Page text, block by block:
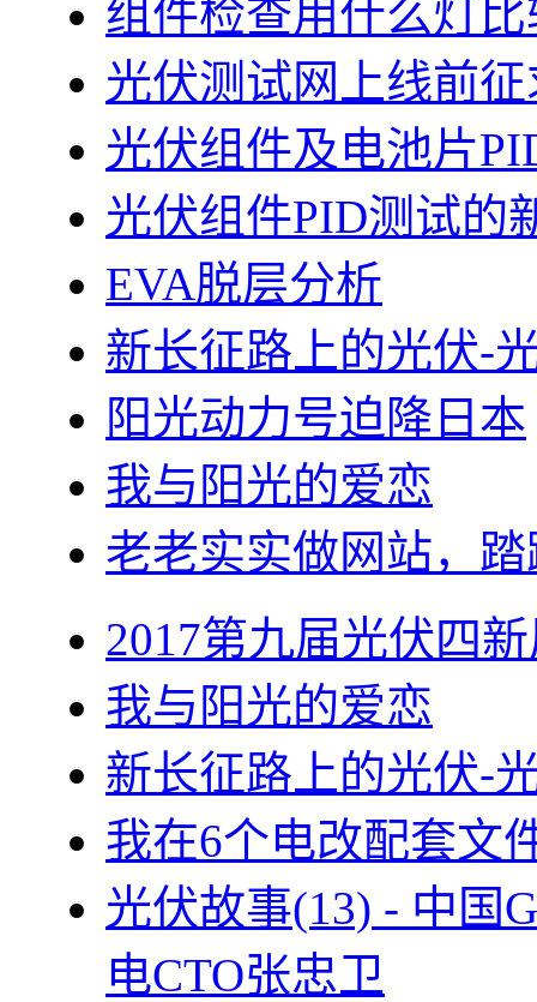
组件检查用什么灯
光伏测试网上线前
光伏组件及电池片
光伏组件PID测试的
EVA脱层分析
新长征路上的光伏-
阳光动力号迫降日本
我与阳光的爱恋
老老实实做网站，
2017第九届光伏四
我与阳光的爱恋
新长征路上的光伏-
我在6个电改配套文
光伏故事(13) - 中国
电CTO张忠卫